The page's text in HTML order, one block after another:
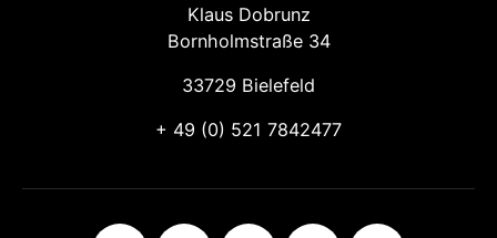
Klaus Dobrunz
Bornholmstraße 34
33729 Bielefeld
+ 49 (0) 521 7842477